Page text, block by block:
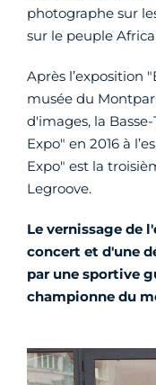
photographe sur
sur le peuple
Après l’exposition
musée du
d'images, la
Expo" en 2016 à
Expo" est la
Legroove.
Le vernissage de
concert et d'une
par une sportive
championne du